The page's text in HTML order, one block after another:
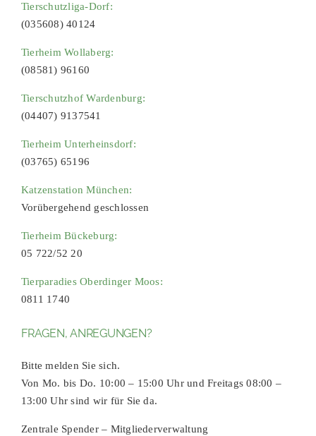
Tierschutzliga-Dorf:
(035608) 40124
Tierheim Wollaberg:
(08581) 96160
Tierschutzhof Wardenburg:
(04407) 9137541
Tierheim Unterheinsdorf:
(03765) 65196
Katzenstation München:
Vorübergehend geschlossen
Tierheim Bückeburg:
05 722/52 20
Tierparadies Oberdinger Moos:
0811 1740
FRAGEN, ANREGUNGEN?
Bitte melden Sie sich.
Von Mo. bis Do. 10:00 – 15:00 Uhr und Freitags 08:00 –
13:00 Uhr sind wir für Sie da.
Zentrale Spender – Mitgliederverwaltung